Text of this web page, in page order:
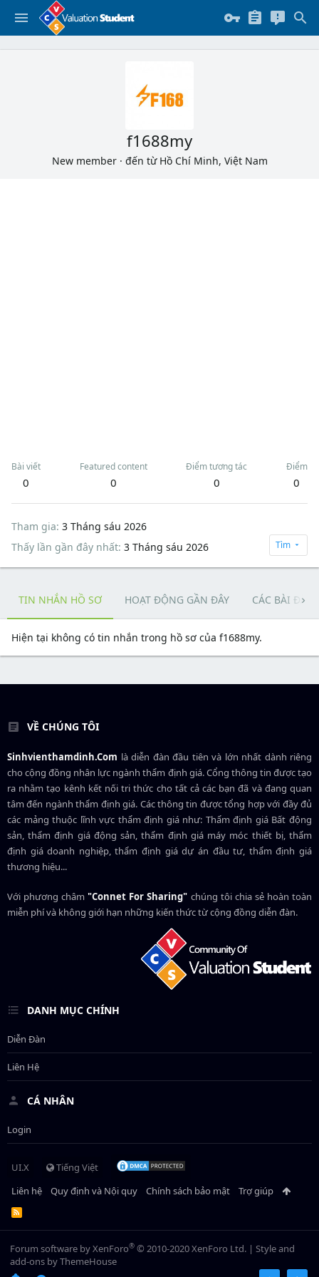
f1688my
New member · đến từ Hồ Chí Minh, Việt Nam
Bài viết
0
Featured content
0
Điểm tương tác
0
Điểm
0
Tham gia 3 Tháng sáu 2026
Thấy lần gần đây nhất 3 Tháng sáu 2026 Tìm
TIN NHẮN HỒ SƠ HOẠT ĐỘNG GẦN ĐÂY CÁC BÀI
Hiện tại không có tin nhắn trong hồ sơ của f1688my.
VỀ CHÚNG TÔI
Sinhvienthamdinh.Com là diễn đàn đầu tiên và lớn nhất dành riêng
cho cộng đồng nhân lực ngànhthẩm định giá. Cổng thông tin được tạo
ra nhằm tạo kênh kết nối tri thức cho tất cả các bạn đã và đang quan
tâm đến ngành thẩm định giá. Các thông tin được tổng hợp với đầy đủ
các mảng thuộc lĩnh vực thẩm định giá như: Thẩm định giá Bất động
sản, thẩm định giá động sản, thẩm định giá máy móc thiết bị, thẩm
định giá doanh nghiệp, thẩm định giá dự án đầu tư, thẩm định giá
thương hiệu...
Với phương châm"Connet For Sharing" chúng tôi chia sẻ hoàn toàn
miễn phí và không giới hạn những kiến thức từ cộng đồng diễn đàn.
DANH MỤC CHÍNH
Diễn Đàn
Liên Hệ
CÁ NHÂN
Login
UI.X
Tiếng Việt
Liên hệ
Quy định và Nội quy Chính sách bảo mật Trợ giúp
R
S
Forum software by XenForo® © 2010-2020 XenForo Ltd. | Style and
add-ons by ThemeHouse